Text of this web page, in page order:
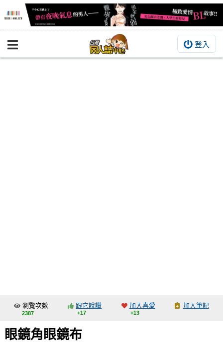
登入
BOOKY書集倉庫
交流中心
攤位轉讓區
瀏覽次數
2387
跟它說讚
+17
加入喜愛
+13
加入筆記
眼鏡角眼鏡布